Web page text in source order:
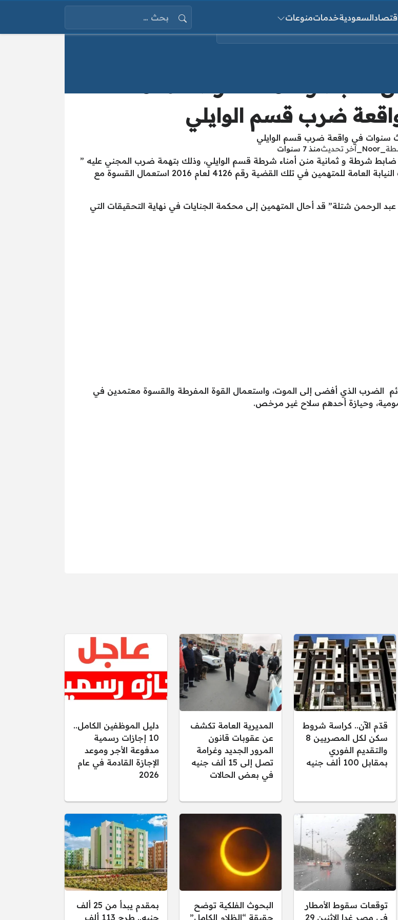
السعوديةخدماتمنوعات
البحث عن:
ضرب قسم الوايلي
_Noor_ آخر تحديثمنذ 7 سنوات
شرطة و ثمانية منن أمناء شرطة قسم الوايلي، وذلك بتهمة ضرب المجني عليه ”
حسن فرغلي” حتى أدى هذا الضرب إلى الموت، حيث نسبت النيابة العامة للمتهمين في تلك القضية رقم 4126 لعام 2016 استعمال القسوة مع
عبد الرحمن شتلة” قد أحال المتهمين إلى محكمة الجنايات في نهاية التحقيقات التي
الضرب الذي أفضى إلى الموت، واستعمال القوة المفرطة والقسوة معتمدين في
وحيازة أحدهم سلاح غير مرخص.
قدّم الآن.. كراسة شروط
سكن لكل المصريين 8
والتقديم الفوري
بمقابل 100 ألف جنيه
المديرية العامة تكشف
عن عقوبات قانون
المرور الجديد وغرامة
تصل إلى 15 ألف جنيه
في بعض الحالات
دليل الموظفين الكامل..
10 إجازات رسمية
مدفوعة الأجر وموعد
الإجازة القادمة في عام
2026
توقعات سقوط الأمطار
في مصر غدا الاثنين 29
البحوث الفلكية توضح
حقيقة “الظلام الكامل”
بمقدم يبدأ من 25 ألف
جنيه.. طرح 113 ألف